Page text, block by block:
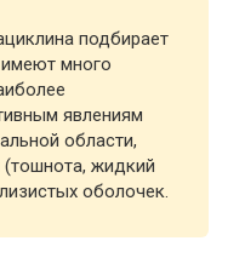
подбирает
много
явлениям
области,
жидкий
оболочек.